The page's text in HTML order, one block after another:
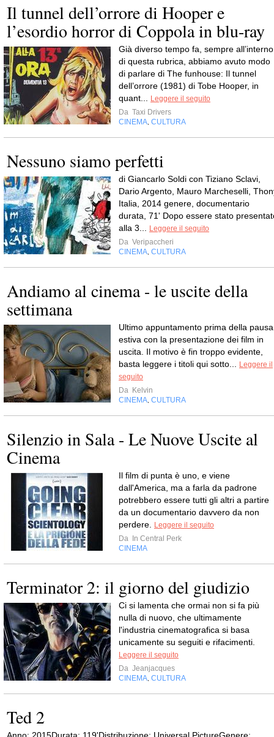
Il tunnel dell’orrore di Hooper e
l’esordio horror di Coppola in blu-ray
Già diverso tempo fa, sempre all’interno
di questa rubrica, abbiamo avuto modo
di parlare di The funhouse: Il tunnel
dell’orrore (1981) di Tobe Hooper, in
quant...
Leggere il seguito
Da Taxi Drivers
CINEMA CULTURA
Nessuno siamo perfetti
di Giancarlo Soldi con Tiziano Sclavi,
Dario Argento, Mauro Marcheselli,
Italia, 2014 genere, documentario
durata, 71' Dopo essere stato
alla 3...
Leggere il seguito
Da Veripaccheri
CINEMA CULTURA
Andiamo al cinema - le uscite della
settimana
Ultimo appuntamento prima della pausa
estiva con la presentazione dei film in
uscita. Il motivo è fin troppo evidente,
basta leggere i titoli qui sotto...
Leggere il
seguito
Da Kelvin
CINEMA CULTURA
Silenzio in Sala - Le Nuove Uscite al
Cinema
Il film di punta è uno, e viene
dall'America, ma a farla da padrone
potrebbero essere tutti gli altri a partire
da un documentario davvero da non
perdere.
Leggere il seguito
Da
In Central Perk
CINEMA
Terminator 2: il giorno del giudizio
Ci si lamenta che ormai non si fa più
nulla di nuovo, che ultimamente
l'industria cinematografica si basa
unicamente su seguiti e rifacimenti.
Leggere il seguito
Da Jeanjacques
CINEMA CULTURA
Ted 2